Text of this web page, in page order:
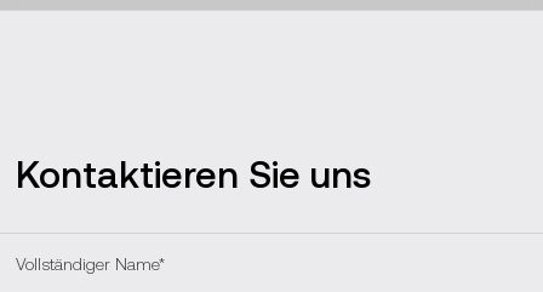
Kontaktieren Sie uns